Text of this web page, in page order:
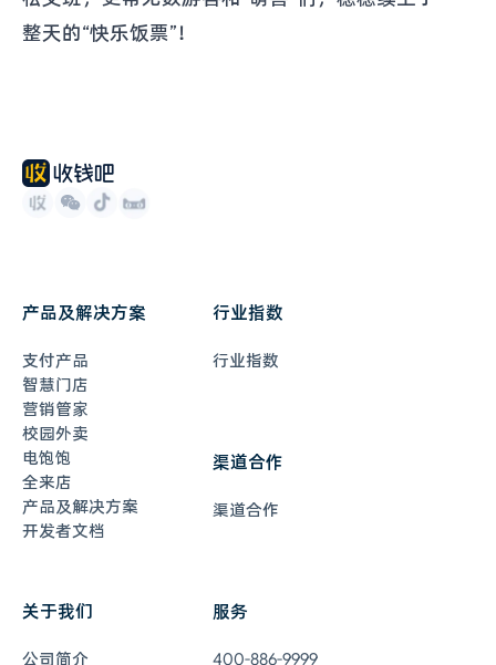
整天的“快乐饭票”！
产品及解决方案
支付产品
智慧门店
营销管家
校园外卖
电饱饱
全来店
产品及解决方案
开发者文档
行业指数
行业指数
渠道合作
渠道合作
关于我们
公司简介
服务
400-886-9999
7×24小时全年无休